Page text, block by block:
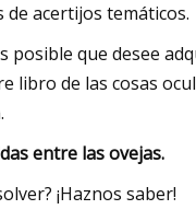
acertijos temáticos.
posible que desee
libro de las cosas
entre las ovejas.
¡Haznos saber!